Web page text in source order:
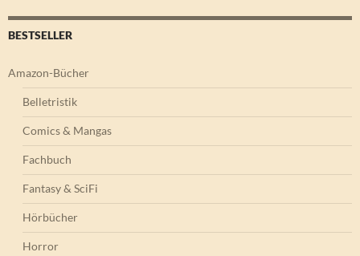
BESTSELLER
Amazon-Bücher
Belletristik
Comics & Mangas
Fachbuch
Fantasy & SciFi
Hörbücher
Horror